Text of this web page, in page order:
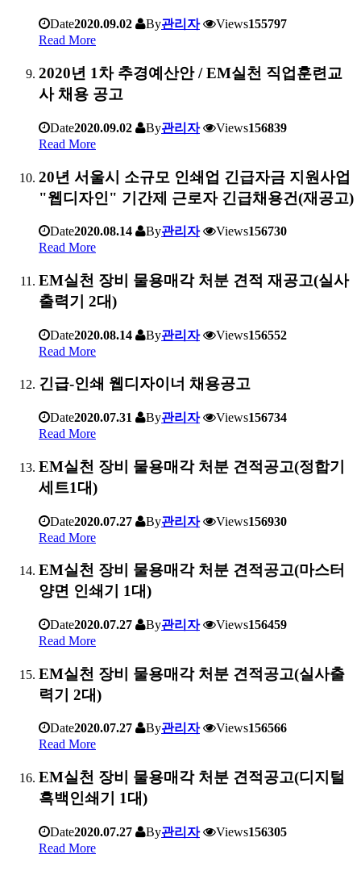
Date2020.09.02 By관리자 Views155797
Read More
2020년 1차 추경예산안 / EM실천 직업훈련교
사 채용 공고
Date2020.09.02 By관리자 Views156839
Read More
20년 서울시 소규모 인쇄업 긴급자금 지원사업
"웹디자인" 기간제 근로자 긴급채용건(재공고)
Date2020.08.14 By관리자 Views156730
Read More
EM실천 장비 물용매각 처분 견적 재공고(실사
출력기 2대)
Date2020.08.14 By관리자 Views156552
Read More
긴급-인쇄 웹디자이너 채용공고
Date2020.07.31 By관리자 Views156734
Read More
EM실천 장비 물용매각 처분 견적공고(정합기
세트1대)
Date2020.07.27 By관리자 Views156930
Read More
EM실천 장비 물용매각 처분 견적공고(마스터
양면 인쇄기 1대)
Date2020.07.27 By관리자 Views156459
Read More
EM실천 장비 물용매각 처분 견적공고(실사출
력기 2대)
Date2020.07.27 By관리자 Views156566
Read More
EM실천 장비 물용매각 처분 견적공고(디지털
흑백인쇄기 1대)
Date2020.07.27 By관리자 Views156305
Read More